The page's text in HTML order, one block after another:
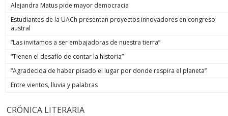
Alejandra Matus pide mayor democracia
Estudiantes de la UACh presentan proyectos innovadores en congreso
austral
“Las invitamos a ser embajadoras de nuestra tierra”
“Tienen el desafío de contar la historia”
“Agradecida de haber pisado el lugar por donde respira el planeta”
Entre vientos, lluvia y palabras
CRÓNICA LITERARIA